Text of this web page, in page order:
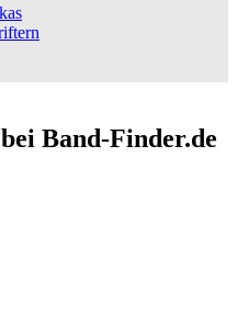
Band-Finder.de